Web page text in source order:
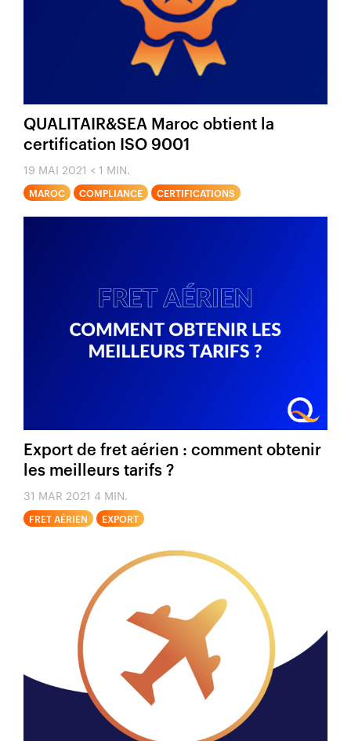
QUALITAIR&SEA Maroc obtient la
certification ISO 9001
19 MAI 2021 < 1 MIN.
MAROC COMPLIANCE CERTIFICATIONS
Export de fret aérien : comment obtenir
les meilleurs tarifs ?
31 MAR 2021 4 MIN.
FRET AÉRIEN EXPORT